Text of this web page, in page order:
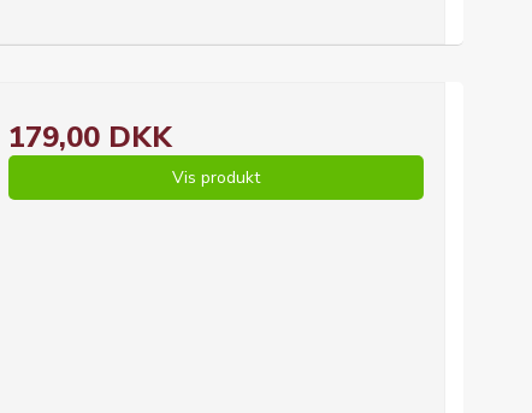
179,00 DKK
Vis produkt